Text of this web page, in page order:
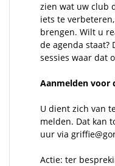
zien wat uw club
iets te
brengen. Wilt u
de agenda
sessies waar dat
Aanmelden voor
U dient zich van
melden. Dat kan
uur via
Actie: ter